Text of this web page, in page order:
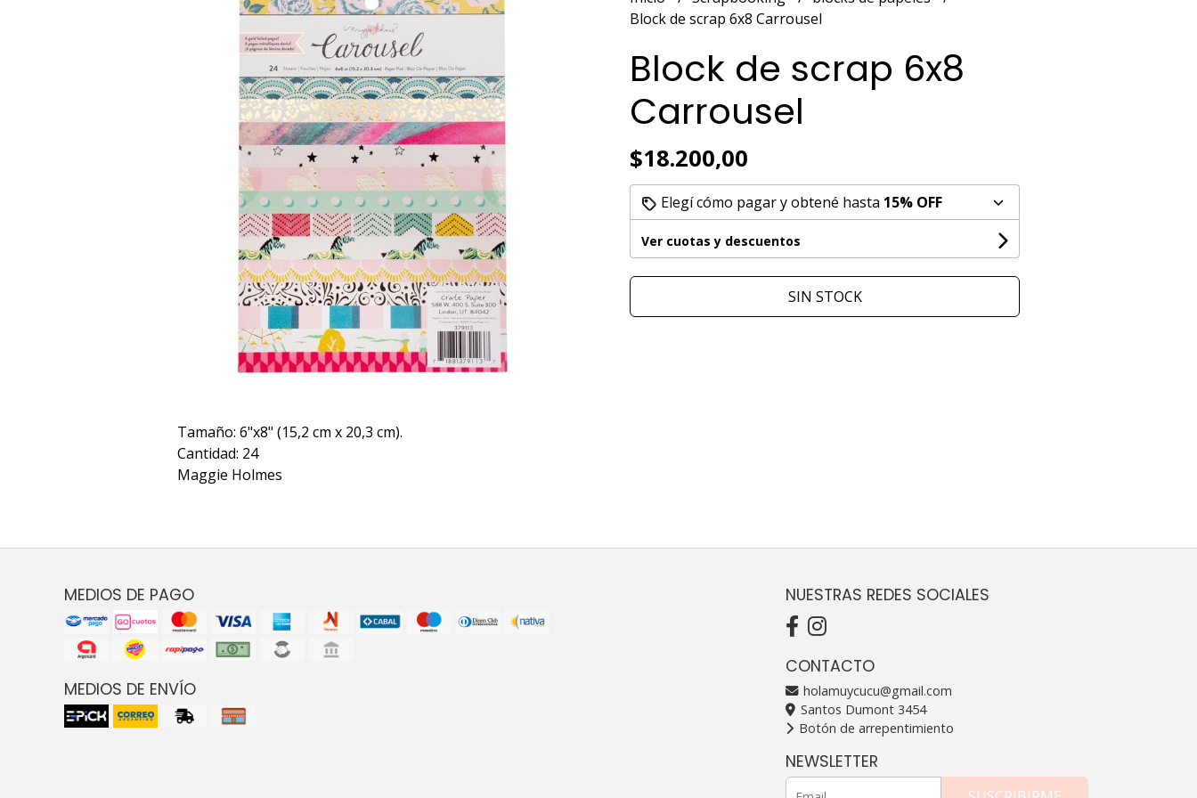
Tamaño: 6"x8" (15,2 cm x 20,3 cm).
Cantidad: 24
Maggie Holmes
Block de scrap 6x8 Carrousel
Block de scrap 6x8
Carrousel
$18.200,00
Elegí cómo pagar y obtené hasta 15% OFF
Ver cuotas y descuentos
SIN STOCK
MEDIOS DE PAGO
MEDIOS DE ENVÍO
NUESTRAS REDES SOCIALES
CONTACTO
holamuycucu@gmail.com
Santos Dumont 3454
Botón de arrepentimiento
NEWSLETTER